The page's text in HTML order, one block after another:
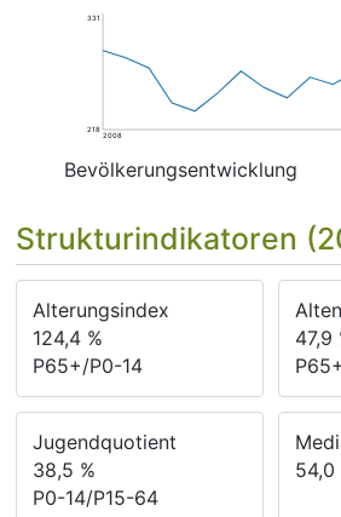
218
331
2008
Bevölkerungsentwicklung
Strukturindikatoren
Alterungsindex
124,4 %
P65+/P0-14
47,9
Jugendquotient
38,5 %
P0-14/P15-64
54,0